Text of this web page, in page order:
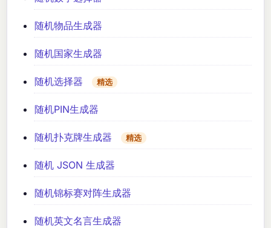
随机物品生成器
随机国家生成器
随机选择器 精选
随机PIN生成器
随机扑克牌生成器 精选
随机 JSON 生成器
随机锦标赛对阵生成器
随机英文名言生成器